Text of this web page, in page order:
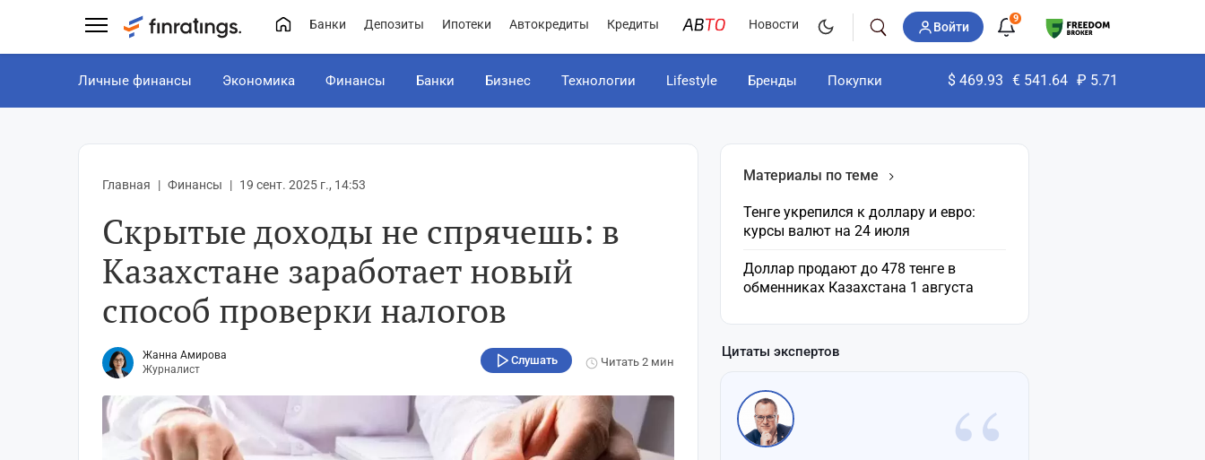
Банки Депозиты Ипотеки Автокредиты Кредиты Новости Войти
9
Личные финансы Экономика Финансы Банки Бизнес Технологии Lifestyle Бренды Покупки $ 469.93 € 541.64 ₽ 5.71
Главная Финансы 19 сент. 2025 г., 14:53
Скрытые доходы не спрячешь: в
Казахстане заработает новый
способ проверки налогов
Жанна Амирова
Журналист
Слушать Читать2 мин
Материалы по теме
Тенге укрепился к доллару и евро:
курсы валют на 24 июля
Доллар продают до 478 тенге в
обменниках Казахстана 1 августа
Цитаты экспертов